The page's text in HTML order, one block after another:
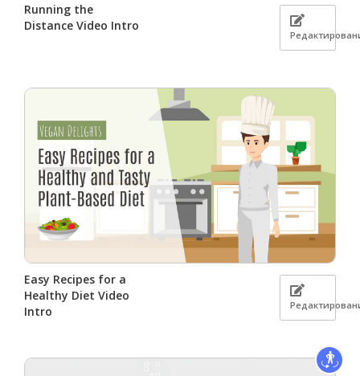
Running the
Distance Video Intro
Easy Recipes for a
Healthy Diet Video
Intro